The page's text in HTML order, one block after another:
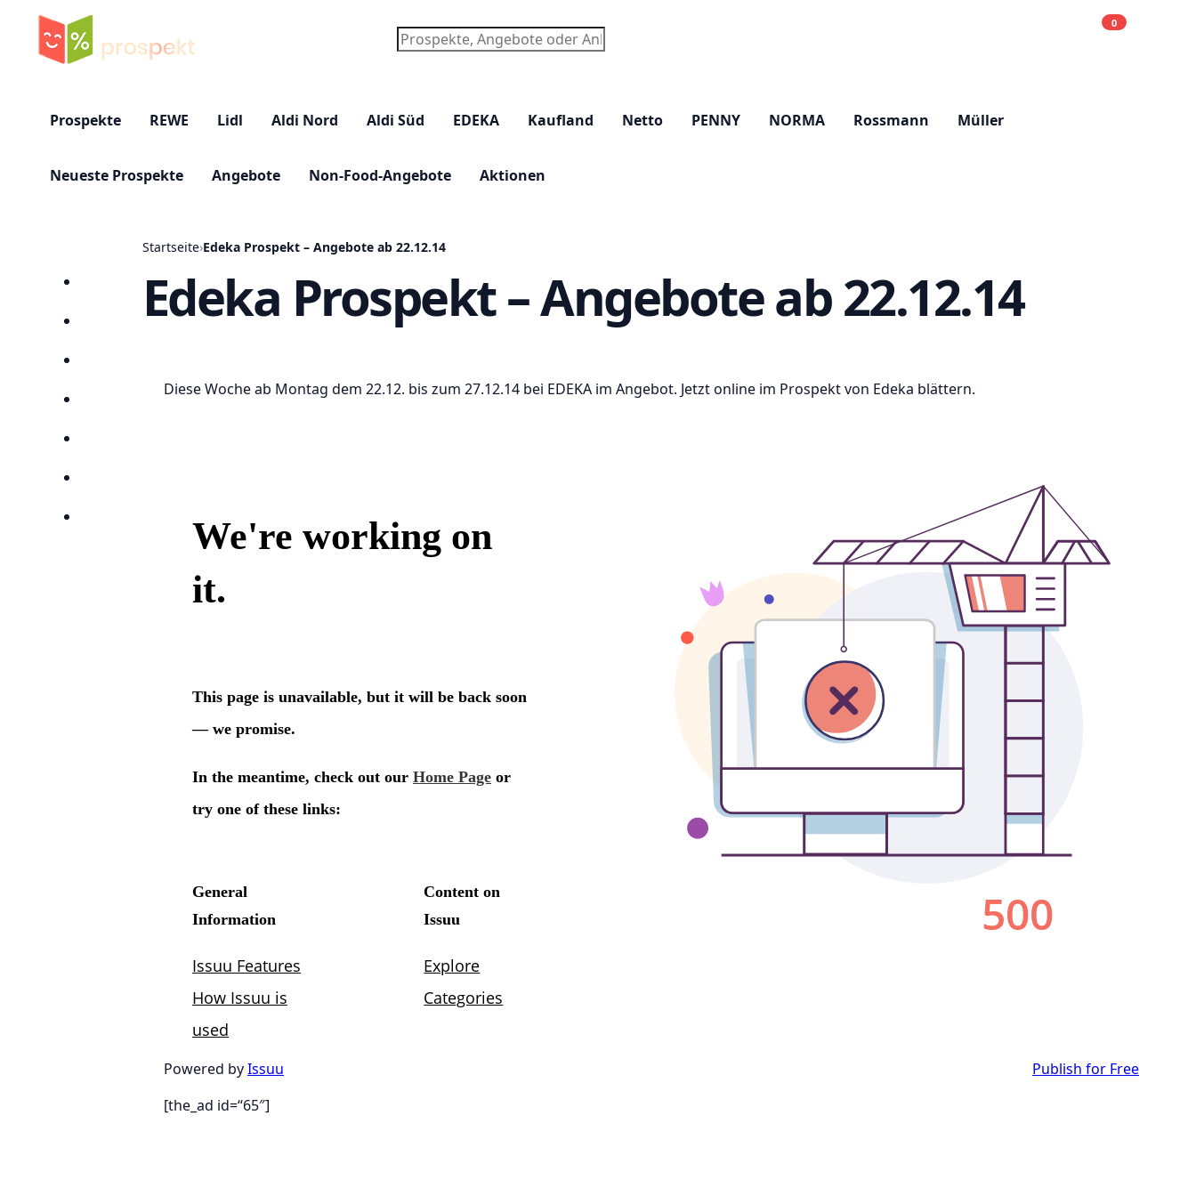
Suchen
0
Prospekte REWE Lidl Aldi Nord Aldi Süd EDEKA Kaufland Netto PENNY NORMA Rossmann Müller
Neueste Prospekte Angebote Non-Food-Angebote Aktionen
Startseite
Startseite›Edeka Prospekt – Angebote ab 22.12.14
Edeka Prospekt – Angebote ab 22.12.14
Diese Woche ab Montag dem 22.12. bis zum 27.12.14 bei EDEKA im Angebot. Jetzt online im Prospekt von Edeka blättern.
Powered byIssuu
Publish for Free
[the_ad id=“65″]